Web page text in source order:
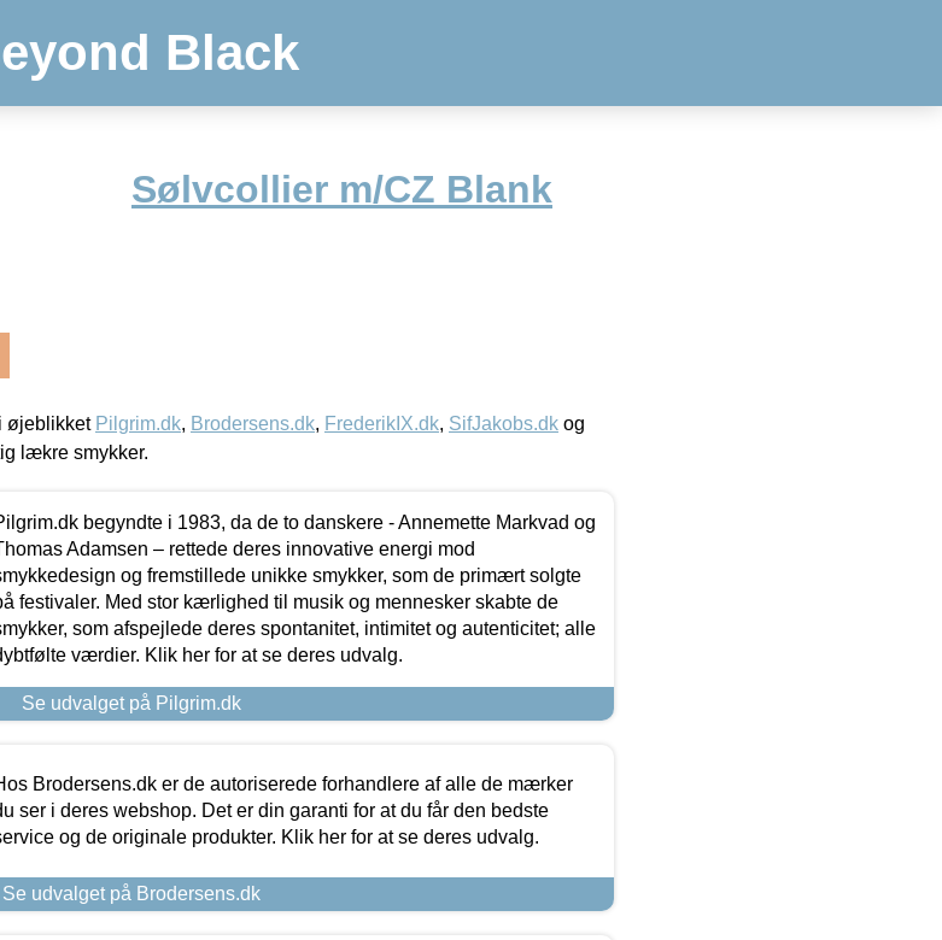
Black
Sølvcollier m/CZ Blank
øjeblikket Pilgrim.dk, Brodersens.dk, FrederikIX.dk, SifJakobs.dk og
lækre smykker.
begyndte i 1983, da de to danskere - Annemette Markvad og
Adamsen – rettede deres innovative energi mod
og fremstillede unikke smykker, som de primært solgte
festivaler. Med stor kærlighed til musik og mennesker skabte de
som afspejlede deres spontanitet, intimitet og autenticitet; alle
værdier. Klik her for at se deres udvalg.
Se udvalget på Pilgrim.dk
Brodersens.dk er de autoriserede forhandlere af alle de mærker
ser i deres webshop. Det er din garanti for at du får den bedste
og de originale produkter. Klik her for at se deres udvalg.
Se udvalget på Brodersens.dk